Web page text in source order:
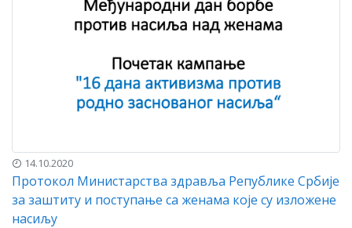
14.10.2020
Протокол Министарства здравља Републике Србије
за заштиту и поступање са женама које су изложене
насиљу